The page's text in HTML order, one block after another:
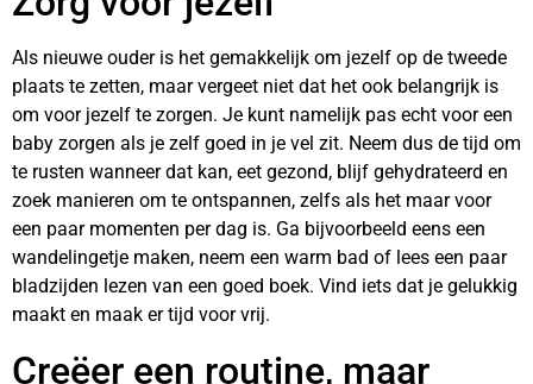
Als nieuwe ouder is het gemakkelijk om jezelf op de tweede
plaats te zetten, maar vergeet niet dat het ook belangrijk is
om voor jezelf te zorgen. Je kunt namelijk pas echt voor een
baby zorgen als je zelf goed in je vel zit. Neem dus de tijd om
te rusten wanneer dat kan, eet gezond, blijf gehydrateerd en
zoek manieren om te ontspannen, zelfs als het maar voor
een paar momenten per dag is. Ga bijvoorbeeld eens een
wandelingetje maken, neem een warm bad of lees een paar
bladzijden lezen van een goed boek. Vind iets dat je gelukkig
maakt en maak er tijd voor vrij.
Creëer een routine, maar